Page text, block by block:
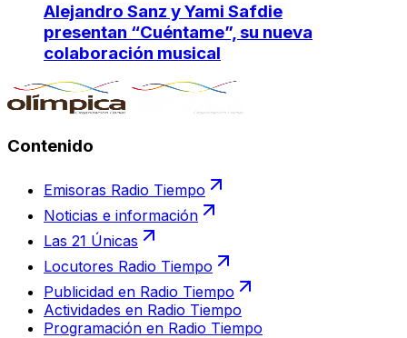
Alejandro Sanz y Yami Safdie
presentan “Cuéntame”, su nueva
colaboración musical
Contenido
Emisoras Radio Tiempo
Noticias e información
Las 21 Únicas
Locutores Radio Tiempo
Publicidad en Radio Tiempo
Actividades en Radio Tiempo
Programación en Radio Tiempo